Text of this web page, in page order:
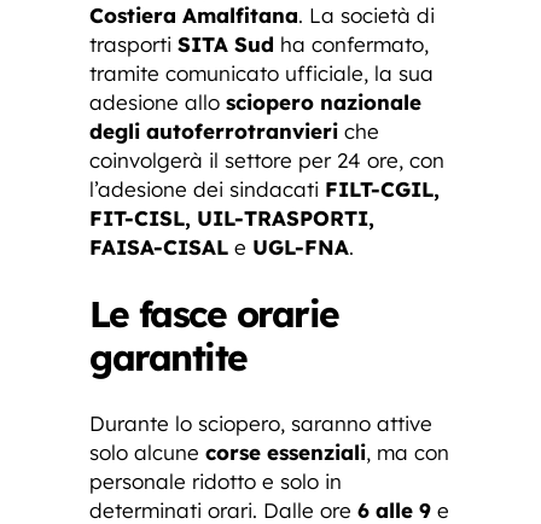
Costiera Amalfitana. La società di
trasporti SITA Sud ha confermato,
tramite comunicato ufficiale, la sua
adesione allo sciopero nazionale
degli autoferrotranvieri che
coinvolgerà il settore per 24 ore, con
l’adesione dei sindacati FILT-CGIL,
FIT-CISL, UIL-TRASPORTI,
FAISA-CISAL e UGL-FNA.
Le fasce orarie
garantite
Durante lo sciopero, saranno attive
solo alcune corse essenziali, ma con
personale ridotto e solo in
determinati orari. Dalle ore 6 alle 9 e